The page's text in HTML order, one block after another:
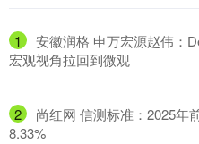
1
安徽润格 申万宏源赵伟：
宏观视角拉回到微观
2
尚红网 信测标准：2025年
8.33%